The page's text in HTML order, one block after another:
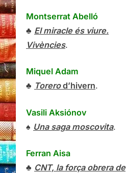
Montserrat Abelló
♣ El miracle és viure.
Vivències.
Miquel Adam
♣ Torerod’hivern.
Vasili Aksiónov
♠ Una saga moscovita.
Ferran Aisa
♣ CNT, la força obrera de